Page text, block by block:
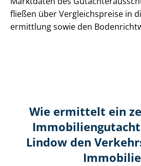
fließen über Ver­gleichs­prei­se in
ermitt­lung sowie den
Wie ermittelt ein
Lindow den